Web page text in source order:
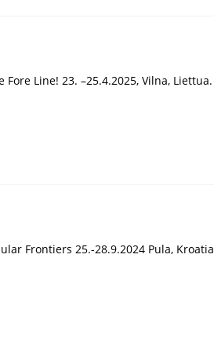
Fore Line! 23. –25.4.2025, Vilna, Liettua.
Frontiers 25.-28.9.2024 Pula, Kroatia